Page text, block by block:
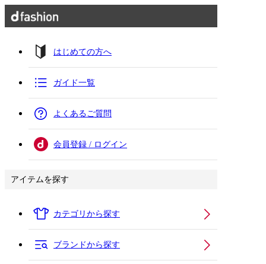
はじめての方へ
ガイド一覧
よくあるご質問
会員登録 / ログイン
アイテムを探す
カテゴリから探す
ブランドから探す